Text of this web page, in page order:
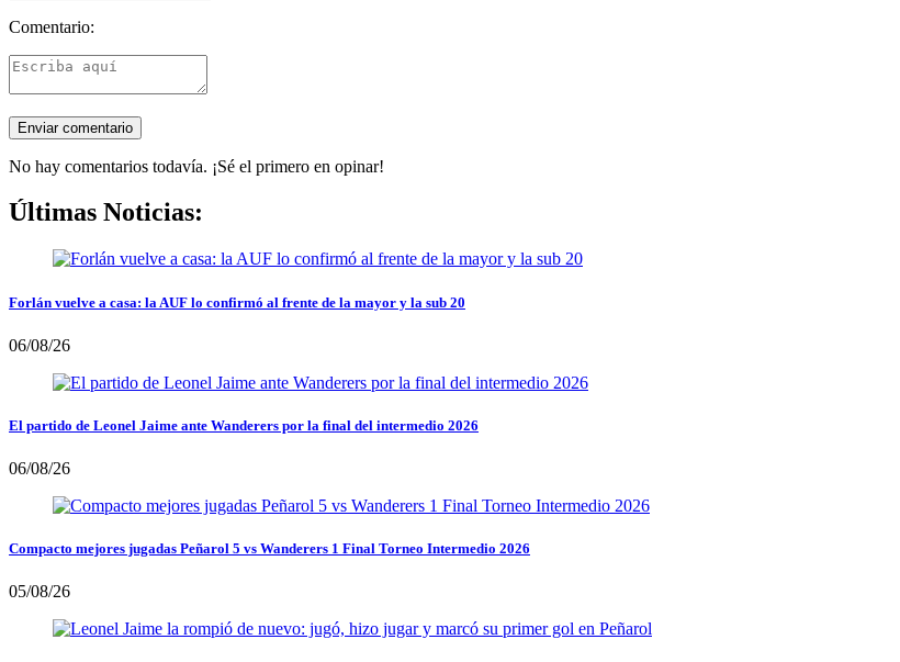
Comentario:
No hay comentarios todavía. ¡Sé el primero en opinar!
Últimas Noticias:
Forlán vuelve a casa: la AUF lo confirmó al frente de la mayor y la sub 20
06/08/26
El partido de Leonel Jaime ante Wanderers por la final del intermedio 2026
06/08/26
Compacto mejores jugadas Peñarol 5 vs Wanderers 1 Final Torneo Intermedio 2026
05/08/26